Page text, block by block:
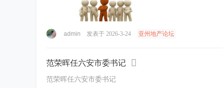
admin 发表于 2026-3-24 亚州地产论坛
范荣晖任六安市委书记
范荣晖任六安市委书记